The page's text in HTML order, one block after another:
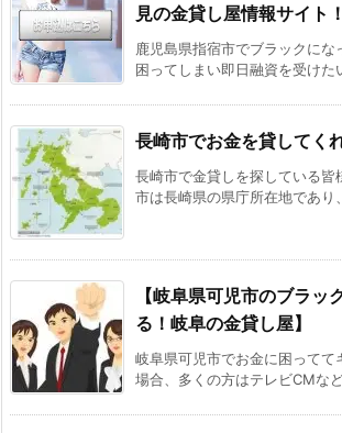
見の金貸し屋情報サイト！
鹿児島県指宿市でブラックにな
困ってしまい即日融資を受けた
長崎市でお金を貸してく
長崎市で金貸しを探している皆
市は長崎県の県庁所在地であり
【岐阜県可児市のブラッ
る！岐阜の金貸し屋】
岐阜県可児市でお金に困ってて
場合、多くの方はテレビCMな